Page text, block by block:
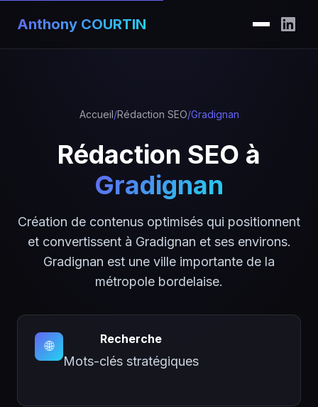
Anthony COURTIN
Accueil/Rédaction SEO/Gradignan
Rédaction SEO à
Gradignan
Création de contenus optimisés qui positionnent
et convertissent à Gradignan et ses environs.
Gradignan est une ville importante de la
métropole bordelaise.
🌐 Recherche
Mots-clés stratégiques